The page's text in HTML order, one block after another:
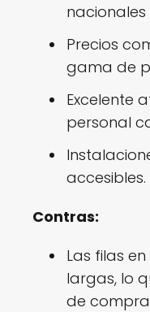
Precios
gama de
Excelente
personal
accesibles.
Contras:
Las filas
largas, lo
de